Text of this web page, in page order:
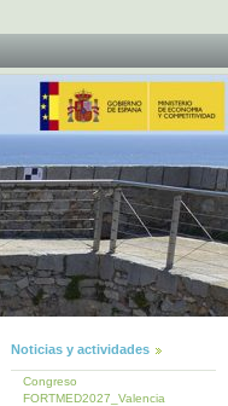
Noticias y actividades
Congreso
FORTMED2027_Valencia